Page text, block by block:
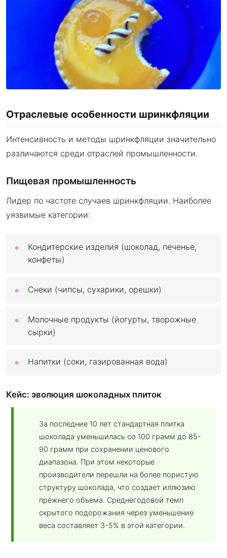
Отраслевые особенности шринкфляции
Интенсивность и методы шринкфляции значительно
различаются среди отраслей промышленности.
Пищевая промышленность
Лидер по частоте случаев шринкфляции. Наиболее
уязвимые категории:
Кондитерские изделия (шоколад, печенье,
конфеты)
Снеки (чипсы, сухарики, орешки)
Молочные продукты (йогурты, творожные
сырки)
Напитки (соки, газированная вода)
Кейс: эволюция шоколадных плиток
За последние 10 лет стандартная плитка
шоколада уменьшилась со 100 грамм до 85-
90 грамм при сохранении ценового
диапазона. При этом некоторые
производители перешли на более пористую
структуру шоколада, что создает иллюзию
прежнего объема. Среднегодовой темп
скрытого подорожания через уменьшение
веса составляет 3-5% в этой категории.